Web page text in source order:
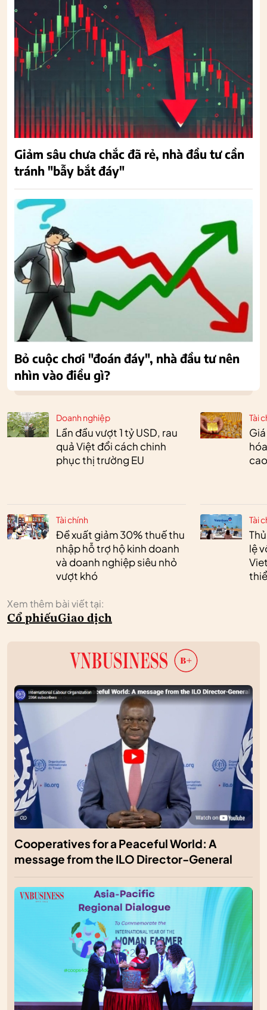
Doanh nghiệp
Lần đầu vượt 1 tỷ USD, rau
quả Việt đổi cách chinh
phục thị trường EU
Tài chính
Đề xuất giảm 30% thuế thu
nhập hỗ trợ hộ kinh doanh
và doanh nghiệp siêu nhỏ
vượt khó
Tài
Tài
lệ
Xem thêm bài viết tại:
Cổ phiếuGiao dịch
Giảm sâu chưa chắc đã rẻ, nhà đầu tư cần
tránh "bẫy bắt đáy"
Bỏ cuộc chơi "đoán đáy", nhà đầu tư nên
nhìn vào điều gì?
Cooperatives for a Peaceful World: A
message from the ILO Director-General